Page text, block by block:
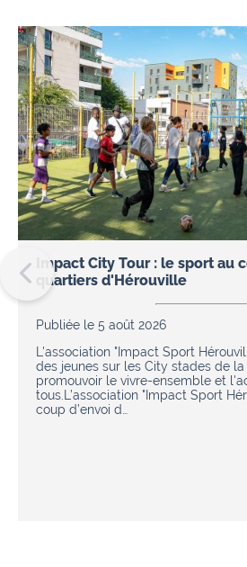
Impact City Tour : le sport au
quartiers d'Hérouville
Publiée le 5 août 2026
L'association "Impact Sport
des jeunes sur les City stades de
promouvoir le vivre-ensemble et
tous.L’association "Impact Sport
coup d’envoi d…